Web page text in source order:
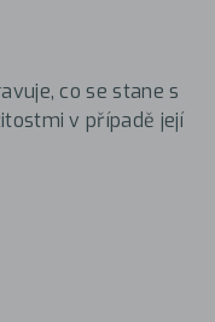
co se stane s
v případě její